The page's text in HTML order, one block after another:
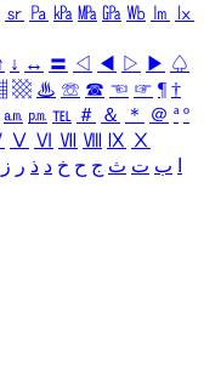
㏛ ㎩ ㎪ ㎫ ㎬ ㏝ ㏐
㏓
↓ ↔ 〓 ◁ ◀ ▷ ▶ ♤
▩ ♨ ☏ ☎ ☜ ☞ ¶ †
㏂ ㏘ ℡ ＃ ＆ ＊ ＠ ª º
Ⅴ Ⅵ Ⅶ Ⅷ Ⅸ Ⅹ
ب ت ث ج ح خ د ذ ر ز